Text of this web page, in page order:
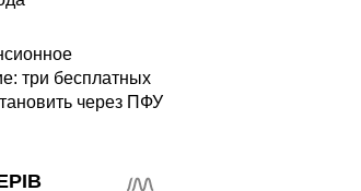
три бесплатных
через ПФУ